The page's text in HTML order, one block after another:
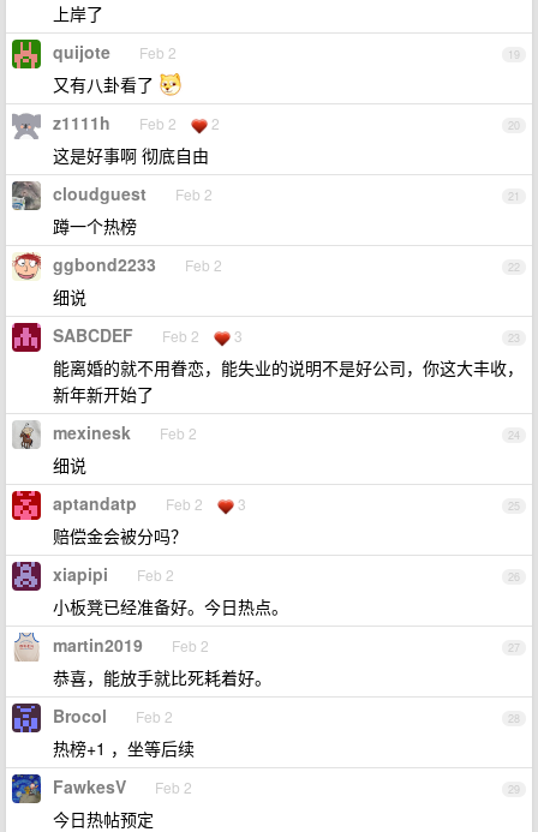
上岸了
19
quijote Feb 2
又有八卦看了
20
z1111h Feb 2 2
这是好事啊 彻底自由
21
cloudguest Feb 2
蹲一个热榜
22
ggbond2233 Feb 2
细说
23
SABCDEF Feb 2 3
能离婚的就不用眷恋，能失业的说明不是好公司，你这大丰收，
新年新开始了
24
mexinesk Feb 2
细说
25
aptandatp Feb 2 3
赔偿金会被分吗？
26
xiapipi Feb 2
小板凳已经准备好。今日热点。
27
martin2019 Feb 2
恭喜，能放手就比死耗着好。
28
Brocol Feb 2
热榜+1 ，坐等后续
29
FawkesV Feb 2
今日热帖预定